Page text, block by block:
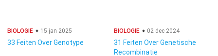
BIOLOGIE 15 jan 2025
33 Feiten Over Genotype
BIOLOGIE 02 dec 2024
31 Feiten Over Genetische
Recombinatie